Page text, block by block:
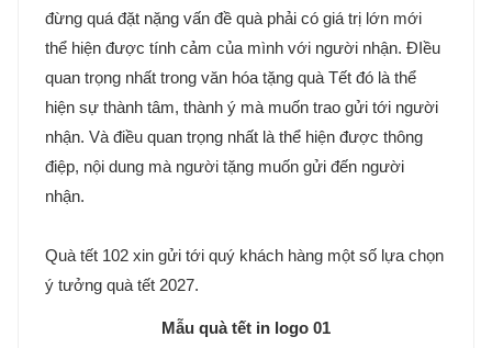
đừng quá đặt nặng vấn đề quà phải có giá trị lớn mới
thể hiện được tính cảm của mình với người nhận. ĐIều
quan trọng nhất trong văn hóa tặng quà Tết đó là thể
hiện sự thành tâm, thành ý mà muốn trao gửi tới người
nhận. Và điều quan trọng nhất là thể hiện được thông
điệp, nội dung mà người tặng muốn gửi đến người
nhận.
Quà tết 102 xin gửi tới quý khách hàng một số lựa chọn
ý tưởng quà tết 2027.
Mẫu quà tết in logo 01